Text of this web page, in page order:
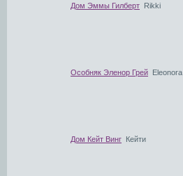
Дом Эммы Гилберт Rikki
Особняк Эленор Грей Eleonora
Дом Кейт Винг Кейти